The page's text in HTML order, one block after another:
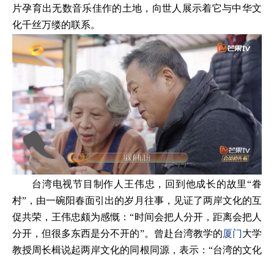
片孕育出无数音乐佳作的土地，向世人展示着它与中华文
化千丝万缕的联系。
台湾电视节目制作人王伟忠，回到他成长的故里“眷
村”，由一碗阳春面引出的岁月往事，见证了两岸文化的互
促共荣，王伟忠颇为感慨：“时间会把人分开，距离会把人
分开，但很多东西是分不开的”。曾赴台湾教学的厦门大学
教授周长楫说起两岸文化的同根同源，表示：“台湾的文化